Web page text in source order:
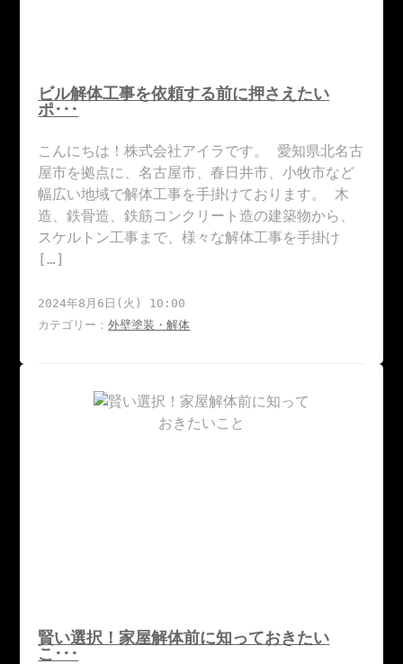
ビル解体工事を依頼する前に押さえたい
ポ･･･
こんにちは！株式会社アイラです。 愛知県北名古
屋市を拠点に、名古屋市、春日井市、小牧市など
幅広い地域で解体工事を手掛けております。 木
造、鉄骨造、鉄筋コンクリート造の建築物から、
スケルトン工事まで、様々な解体工事を手掛け
[…]
2024年8月6日(火) 10:00
カテゴリー：外壁塗装・解体
賢い選択！家屋解体前に知っておきたい
こ･･･